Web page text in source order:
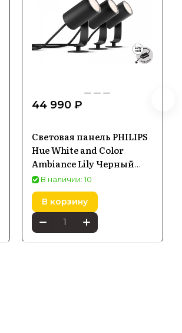
44 990 ₽
Световая панель PHILIPS
Hue White and Color
Ambiance Lily Черный
1741430P7
В наличии: 10
В корзину